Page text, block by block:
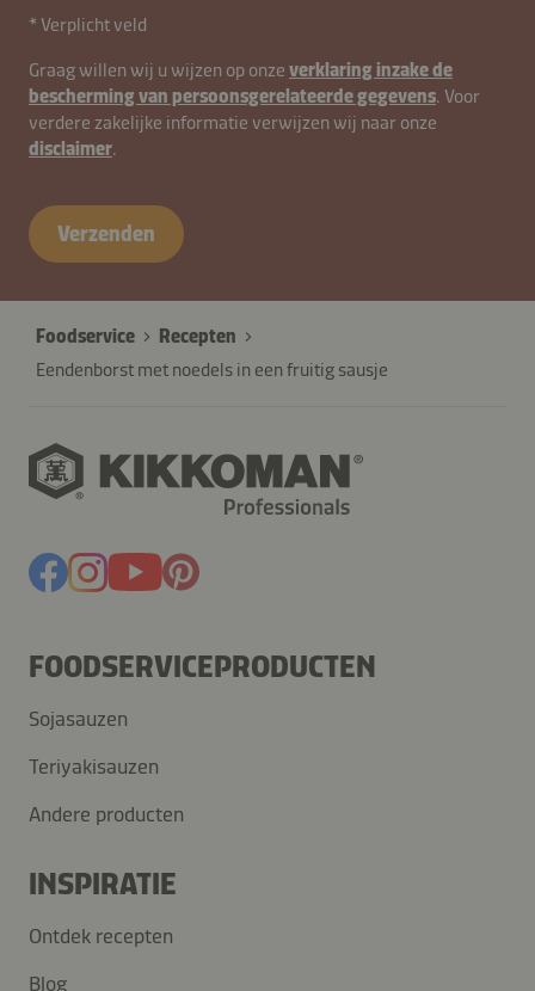
* Verplicht veld
Graag willen wij u wijzen op onze verklaring inzake de
bescherming van persoonsgerelateerde gegevens. Voor
verdere zakelijke informatie verwijzen wij naar onze
disclaimer.
Verzenden
Foodservice
Recepten
Eendenborst met noedels in een fruitig sausje
FOODSERVICEPRODUCTEN
Sojasauzen
Teriyakisauzen
Andere producten
INSPIRATIE
Ontdek recepten
Blog